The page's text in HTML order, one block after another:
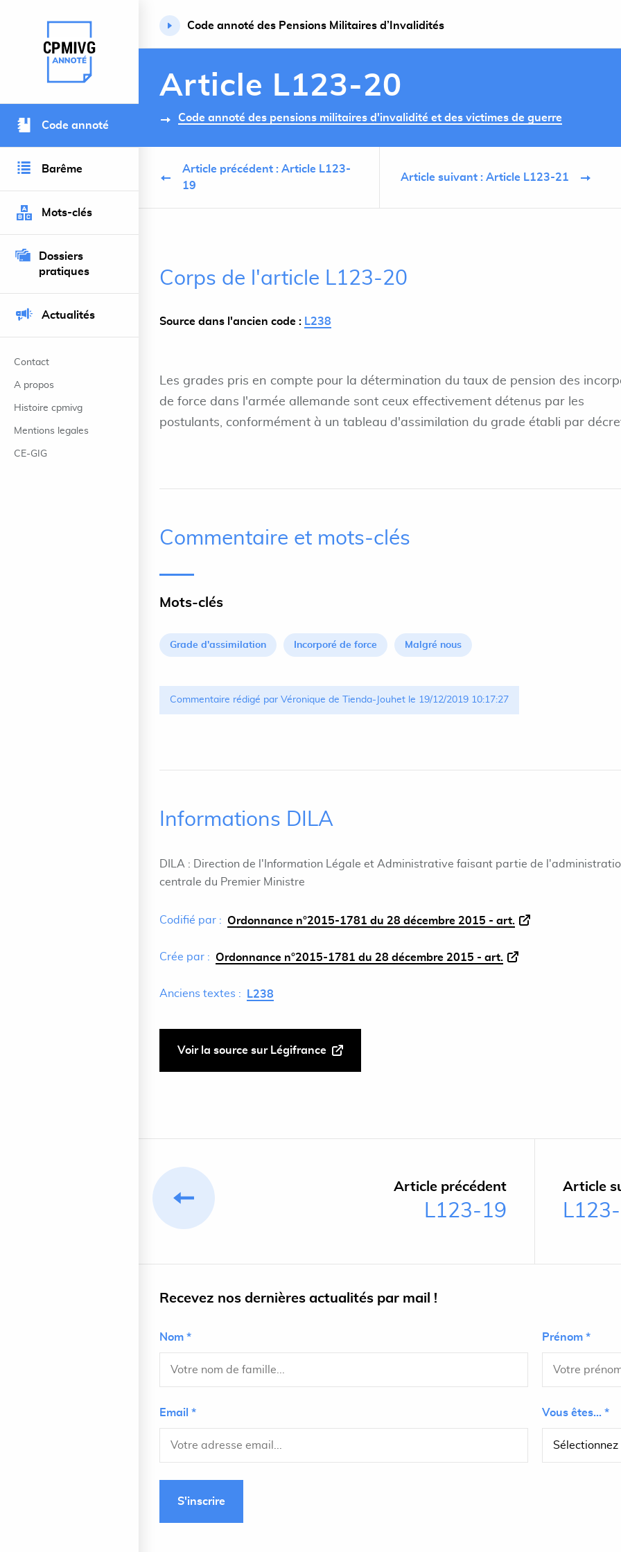
Retour à l’accueil du site
Code annoté
Barême
Mots-clés
Dossiers
pratiques
Actualités
Contact
A propos
Histoire cpmivg
Mentions legales
CE-GIG
Code annoté des Pensions Militaires d’Invalidités
Article L123-20
Code annoté des pensions militaires d'invalidité et des victimes de guerre
Article précédent : Article L123-
19
Article suivant : Article L123-21
Corps de l'article L123-20
Source dans l'ancien code : L238
Les grades pris en compte pour la détermination du taux de pension des
de force dans l'armée allemande sont ceux effectivement détenus par les
postulants, conformément à un tableau d'assimilation du grade établi par
Commentaire et mots-clés
Mots-clés
Grade d'assimilation Incorporé de force Malgré nous
Commentaire rédigé par Véronique de Tienda-Jouhet le 19/12/2019 10:17:27
Informations DILA
DILA : Direction de l'Information Légale et Administrative faisant partie de
centrale du Premier Ministre
Codifié par : Ordonnance n°2015-1781 du 28 décembre 2015 - art.
Crée par : Ordonnance n°2015-1781 du 28 décembre 2015 - art.
Anciens textes : L238
Voir la source sur Légifrance
Article précédent
L123-19
Article
Recevez nos dernières actualités par mail !
Nom * Prénom *
Email * Vous êtes... *
S'inscrire